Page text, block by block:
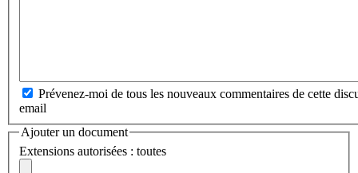
Prévenez-moi de tous les nouveaux commentaires de cette
email
Ajouter un document
Extensions autorisées : toutes